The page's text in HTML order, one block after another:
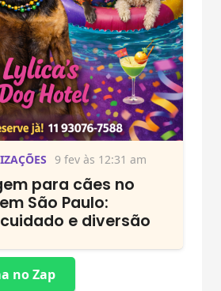
9 fev às 12:31 am
para cães no
São Paulo:
e diversão
no Zap